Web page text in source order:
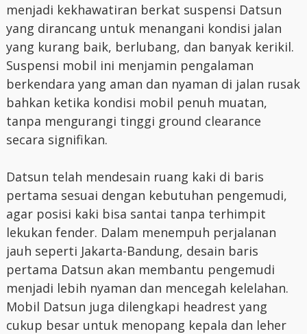
menjadi kekhawatiran berkat suspensi Datsun
yang dirancang untuk menangani kondisi jalan
yang kurang baik, berlubang, dan banyak kerikil.
Suspensi mobil ini menjamin pengalaman
berkendara yang aman dan nyaman di jalan rusak
bahkan ketika kondisi mobil penuh muatan,
tanpa mengurangi tinggi ground clearance
secara signifikan.
Datsun telah mendesain ruang kaki di baris
pertama sesuai dengan kebutuhan pengemudi,
agar posisi kaki bisa santai tanpa terhimpit
lekukan fender. Dalam menempuh perjalanan
jauh seperti Jakarta-Bandung, desain baris
pertama Datsun akan membantu pengemudi
menjadi lebih nyaman dan mencegah kelelahan.
Mobil Datsun juga dilengkapi headrest yang
cukup besar untuk menopang kepala dan leher